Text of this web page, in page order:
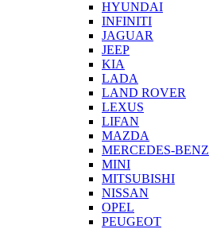
HYUNDAI
INFINITI
JAGUAR
JEEP
KIA
LADA
LAND ROVER
LEXUS
LIFAN
MAZDA
MERCEDES-BENZ
MINI
MITSUBISHI
NISSAN
OPEL
PEUGEOT